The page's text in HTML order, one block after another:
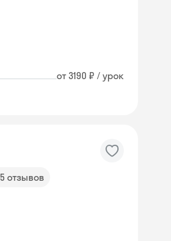
от 3190 ₽ / урок
5 отзывов